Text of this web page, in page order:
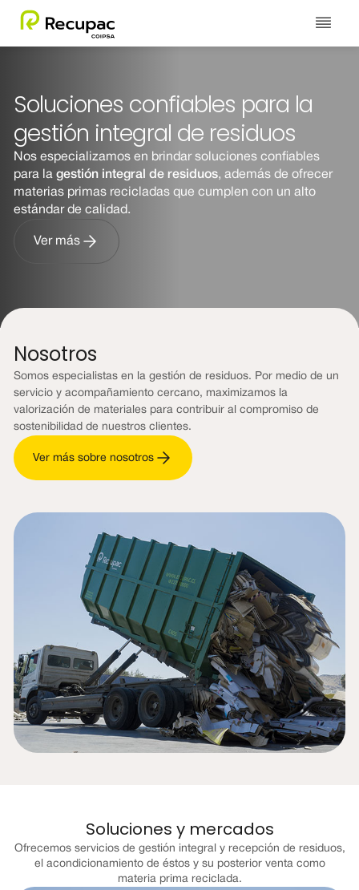
Quiénes somos
Ver todos
Nosotros
Nuestra promesa
Soluciones y mercados
Ver todos
Conoce nuestras soluciones
Mercados que atendemos
Inicio
Quiénes somos
Soluciones y mercados
Soluciones confiables para la
gestión integral de residuos
Nos especializamos en brindar soluciones confiables
para la gestión integral de residuos, además de ofrecer
materias primas recicladas que cumplen con un alto
estándar de calidad.
Ver más
Nosotros
Somos especialistas en la gestión de residuos. Por medio de un
servicio y acompañamiento cercano, maximizamos la
valorización de materiales para contribuir al compromiso de
sostenibilidad de nuestros clientes.
Ver más sobre nosotros
Soluciones y mercados
Ofrecemos servicios de gestión integral y recepción de residuos,
el acondicionamiento de éstos y su posterior venta como
materia prima reciclada.